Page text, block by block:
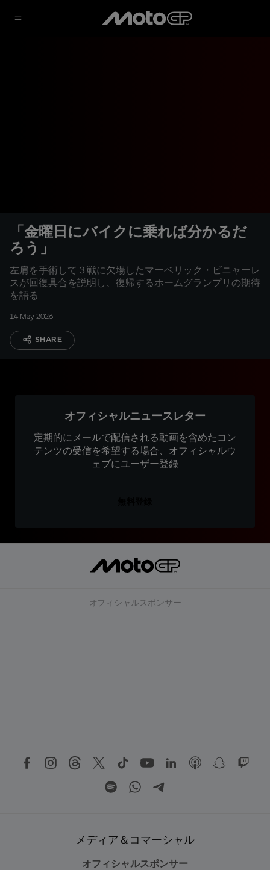
「金曜日にバイクに乗れば分かるだ
ろう」
左肩を手術して３戦に欠場したマーベリック・ビニャーレ
スが回復具合を説明し、復帰するホームグランプリの期待
を語る
14 May 2026
SHARE
オフィシャルニュースレター
定期的にメールで配信される動画を含めたコン
テンツの受信を希望する場合、オフィシャルウ
ェブにユーザー登録
オフィシャルスポンサー
メディア＆コマーシャル
オフィシャルスポンサー